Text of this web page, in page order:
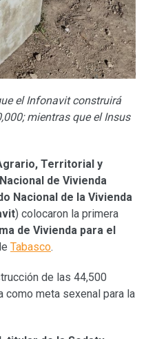
el Infonavit construirá
mientras que el Insus
Territorial y
de Vivienda
Nacional de la Vivienda
) colocaron la primera
de Vivienda para el
Tabasco.
de las 44,500
como meta sexenal para la